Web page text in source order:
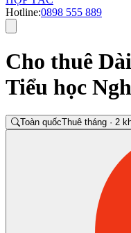
Hotline:0898 555 889
Cho thuê
Tiểu học
Toàn quốcThuê tháng · 2